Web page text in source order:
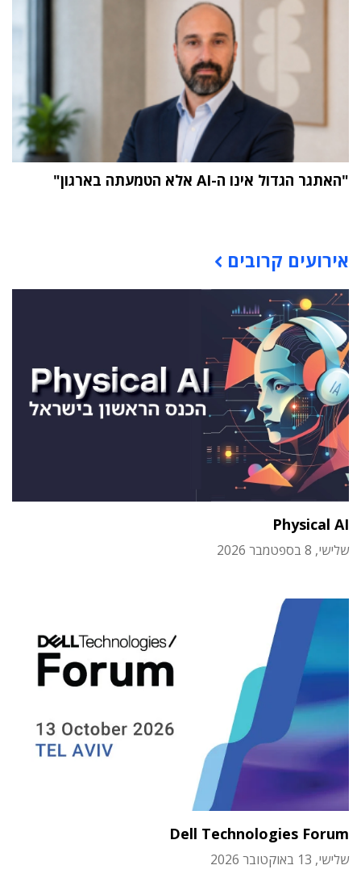
"האתגר הגדול אינו ה-AI אלא הטמעתה בארגון"
אירועים קרובים
Physical AI
שלישי, 8 בספטמבר 2026
Dell Technologies Forum
שלישי, 13 באוקטובר 2026